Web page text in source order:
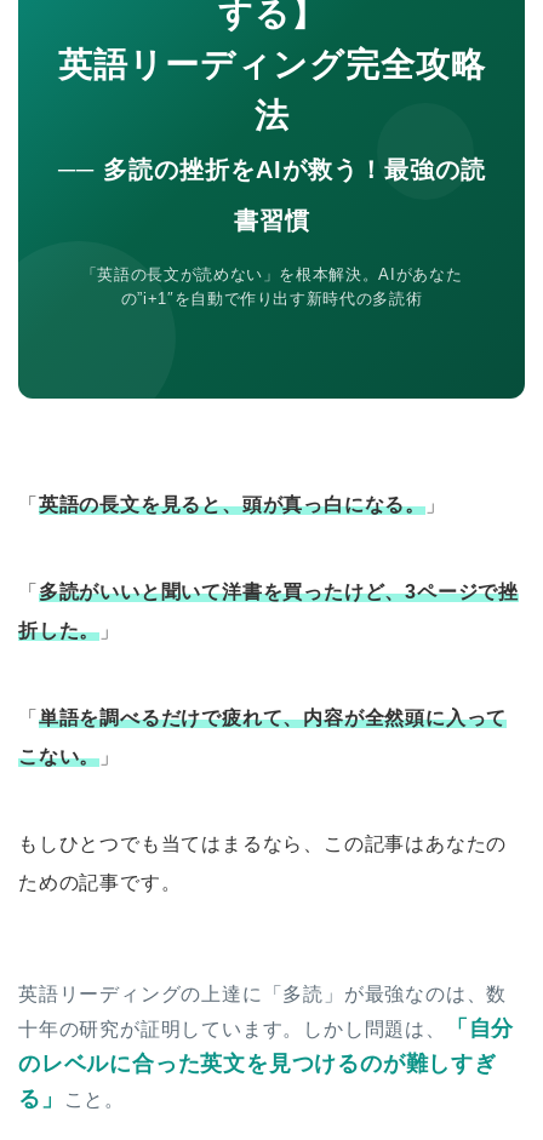
する】
英語リーディング完全攻略
法
── 多読の挫折をAIが救う！最強の読
書習慣
「英語の長文が読めない」を根本解決。AIがあなた
の”i+1″を自動で作り出す新時代の多読術
「 英語の長文を見ると、頭が真っ白になる。 」
「 多読がいいと聞いて洋書を買ったけど、3ページで挫
折した。 」
「 単語を調べるだけで疲れて、内容が全然頭に入って
こない。 」
もしひとつでも当てはまるなら、この記事はあなたの
ための記事です。
英語リーディングの上達に「多読」が最強なのは、数
十年の研究が証明しています。しかし問題は、
「自分
のレベルに合った英文を見つけるのが難しすぎ
る」
こと。